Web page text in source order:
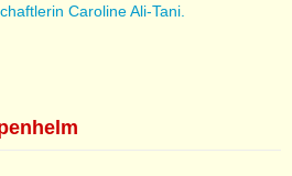
CarolineAli-Tani.